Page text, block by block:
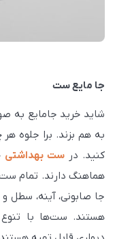
جا مایع ست
شاید خرید جامایع به
به هم بزند. برا جلوه
کنید. در ست بهداشتی
هماهنگ دارند. تمام
جا صابونی، آینه، سطل و
هستند. ست‌ها با تنوع